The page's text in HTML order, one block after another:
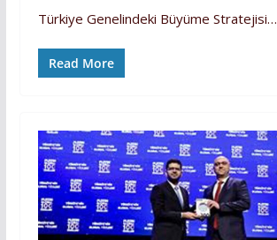
Türkiye Genelindeki Büyüme Stratejisi…
Read More